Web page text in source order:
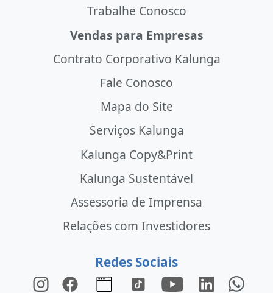
Trabalhe Conosco
Vendas para Empresas
Contrato Corporativo Kalunga
Fale Conosco
Mapa do Site
Serviços Kalunga
Kalunga Copy&Print
Kalunga Sustentável
Assessoria de Imprensa
Relações com Investidores
Redes Sociais